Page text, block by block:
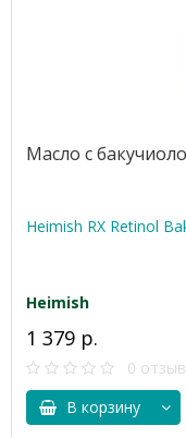
Масло с
Heimish RX Retinol
Heimish
1 379 р.
0
В корзину